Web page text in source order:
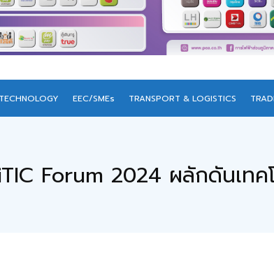
TECHNOLOGY EEC/SMEs TRANSPORT & LOGISTICS
Forum 2024 ผลักดันเทค